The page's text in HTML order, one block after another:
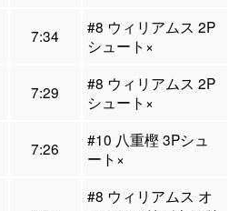
7:34
#8 ウィリアムス 2P
シュート×
7:29
#8 ウィリアムス 2P
シュート×
7:26
#10 八重樫 3Pシュ
ート×
#8 ウィリアムス オ